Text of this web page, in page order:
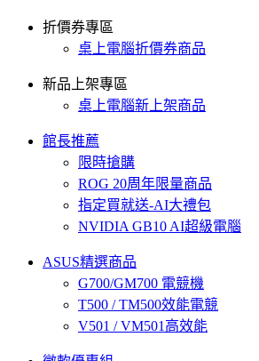
折價券專區
桌上電腦折價券商品
新品上架專區
桌上電腦新上架商品
館長推薦
限時搶購
ROG 20周年限量商品
指定買就送-AI大禮包
NVIDIA GB10 AI超級電腦
ASUS精選商品
G700/GM700 電競機
T500 / TM500效能電競
V501 / VM501高效能